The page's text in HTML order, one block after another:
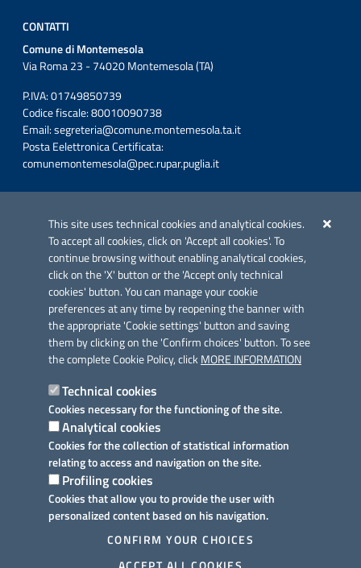
This site uses technical cookies and analytical cookies.
To accept all cookies, click on 'Accept all cookies'. To
continue browsing without enabling analytical cookies,
click on the 'X' button or the 'Accept only technical
cookies' button. You can manage your cookie
preferences at any time by reopening the banner with
the appropriate 'Cookie settings' button and saving
them by clicking on the 'Confirm choices' button. To see
the complete Cookie Policy, clickMORE INFORMATION
Technical cookies
Cookies necessary for the functioning of the site.
Analytical cookies
Cookies for the collection of statistical information
relating to access and navigation on the site.
Profiling cookies
Cookies that allow you to provide the user with
personalized content based on his navigation.
CONFIRM YOUR CHOICES
CONTATTI
Comune di Montemesola
Via Roma 23 - 74020 Montemesola (TA)
P.IVA: 01749850739
Codice fiscale: 80010090738
Email:segreteria@comune.montemesola.ta.it
Posta Eelettronica Certificata:
comunemontemesola@pec.rupar.puglia.it
Azione 2.3.
Link utili
Informativa privacy
Dichiarazione di accessibilità
Note legali
Domande frequenti
Richiesta assistenza
Prenotazione appuntamento